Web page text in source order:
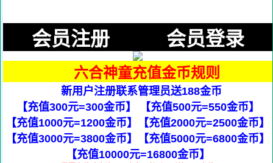
会员注册 会员登录
六合神童充值金币规则
新用户注册联系管理员送188金币
【充值300元=300金币】 【充值500元=550金币】
【充值1000元=1200金币】【充值2000元=2500金币】
【充值3000元=3800金币】【充值5000元=6800金币】
【充值10000元=16800金币】